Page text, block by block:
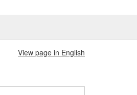
View page in English